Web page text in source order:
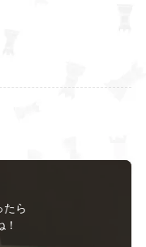
たら